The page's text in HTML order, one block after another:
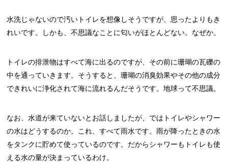
水洗じゃないので汚いトイレを想像しそうですが、思ったよりもき
れいです。しかも、不思議なことに匂いがほとんどない。なぜか。
トイレの排泄物はすべて海に出るのですが、その前に珊瑚の瓦礫の
中を通っていきます。そうすると、珊瑚の消臭効果やその他の成分
できれいに浄化されて海に流れるんだそうです。地球って不思議。
なお、水道が来ていないとお話しましたが、ではトイレやシャワー
の水はどうするのか。これ、すべて雨水です。雨が降ったときの水
をタンクに貯めて使っているのです。だからシャワーもトイレも使
える水の量が決まっているわけ。